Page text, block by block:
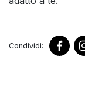
Condividi: